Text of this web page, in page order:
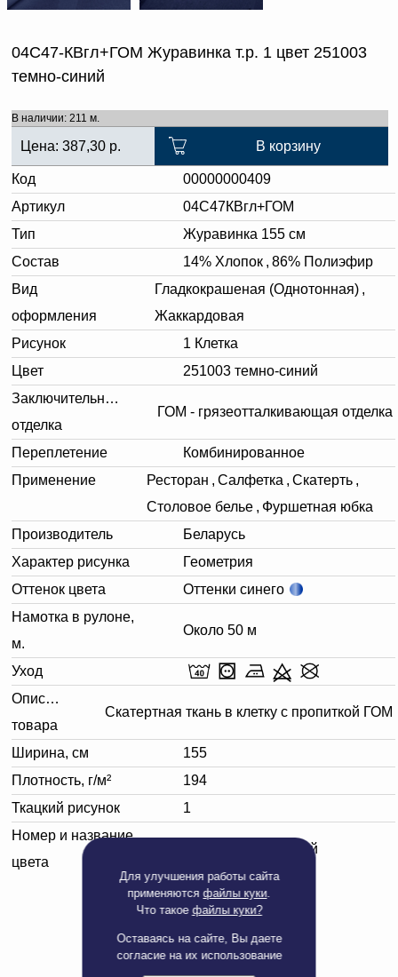
Для улучшения работы сайта
применяютсяфайлы куки.
Что такое файлы куки?
Оставаясь на сайте, Вы даете
согласие на их использование
04С47-КВгл+ГОМ Журавинка т.р. 1 цвет 251003
темно-синий
В наличии: 211 м.
Цена: 387,30 р. В корзину
Код
00000000409
Артикул
04C47КВгл+ГОМ
Тип
Журавинка 155 см
Состав
14% Хлопок , 86% Полиэфир
Вид
оформления
Гладкокрашеная (Однотонная) ,
Жаккардовая
Рисунок
1 Клетка
Цвет
251003 темно-синий
Заключительная
отделка
ГОМ - грязеотталкивающая отделка
Переплетение
Комбинированное
Применение
Ресторан , Салфетка , Скатерть ,
Столовое белье , Фуршетная юбка
Производитель
Беларусь
Характер рисунка
Геометрия
Оттенок цвета
Оттенки синего
Намотка в рулоне,
м.
Около 50 м
Уход
Описание
товара
Скатертная ткань в клетку с пропиткой ГОМ
Ширина, см
155
Плотность, г/м²
194
Ткацкий рисунок
1
Номер и название
цвета
251003 темно-синий